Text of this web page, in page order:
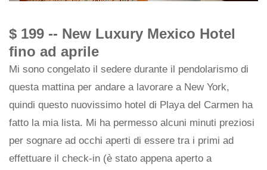
$ 199 -- New Luxury Mexico Hotel
fino ad aprile
Mi sono congelato il sedere durante il pendolarismo di
questa mattina per andare a lavorare a New York,
quindi questo nuovissimo hotel di Playa del Carmen ha
fatto la mia lista. Mi ha permesso alcuni minuti preziosi
per sognare ad occhi aperti di essere tra i primi ad
effettuare il check-in (è stato appena aperto a